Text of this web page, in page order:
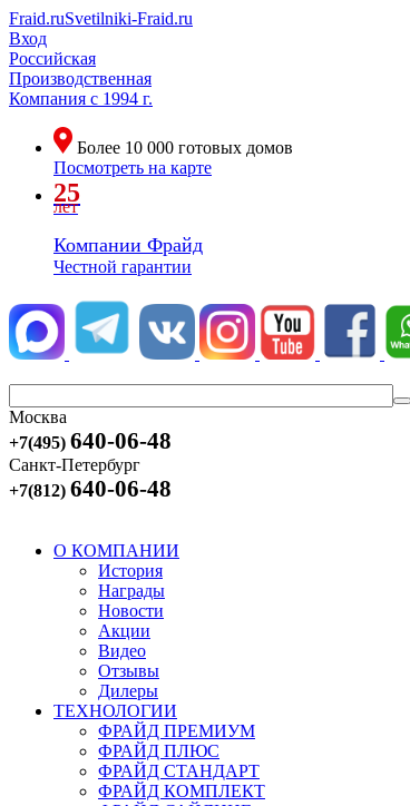
Fraid.ruSvetilniki-Fraid.ru
Вход
Российская
Производственная
Компания с 1994 г.
Более 10 000 готовых домов
Посмотреть на карте
25
лет
Компании Фрайд
Честной гарантии
Москва
+7(495) 640-06-48
Санкт-Петербург
+7(812) 640-06-48
О КОМПАНИИ
История
Награды
Новости
Акции
Видео
Отзывы
Дилеры
ТЕХНОЛОГИИ
ФРАЙД ПРЕМИУМ
ФРАЙД ПЛЮС
ФРАЙД СТАНДАРТ
ФРАЙД КОМПЛЕКТ